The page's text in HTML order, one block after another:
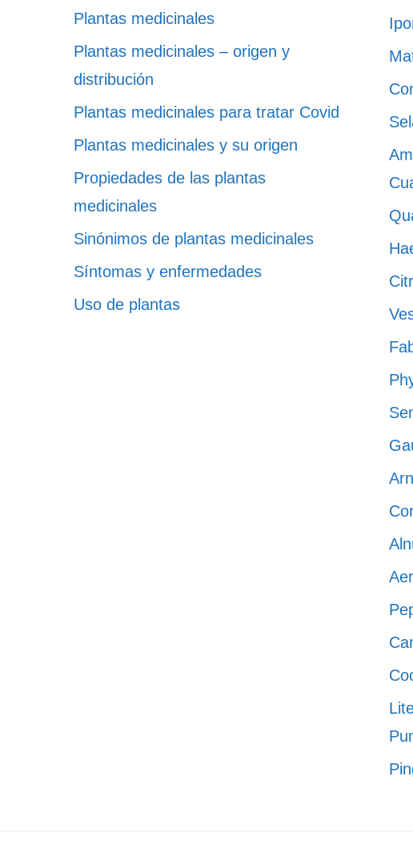
Plantas medicinales
Plantas medicinales – origen y
distribución
Plantas medicinales para tratar Covid
Plantas medicinales y su origen
Propiedades de las plantas
medicinales
Sinónimos de plantas medicinales
Síntomas y enfermedades
Uso de plantas